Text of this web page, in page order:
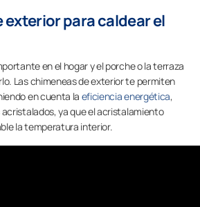
exterior para caldear el
en el hogar y el porche o la terraza
Las chimeneas de exterior te permiten
en cuenta la eficiencia energética,
ya que el acristalamiento
la temperatura interior.